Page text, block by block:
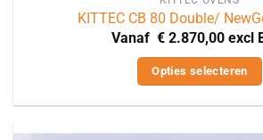
KITTEC CB 80 Double/
Vanaf € 2.870,00 excl
Opties selecteren